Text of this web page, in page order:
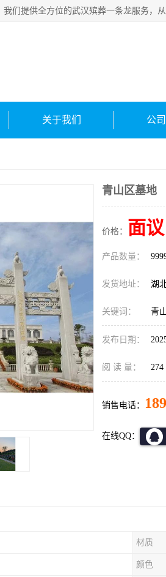
关于我们 公
青山区墓地
价格： 面议
产品数量：
发货地址： 湖
关键词： 青
发布日期：
阅 读 量： 274
销售电话：
在线QQ：
材质
颜色